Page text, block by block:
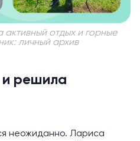
отдых и горные
личный архив
и решила
неожиданно. Лариса